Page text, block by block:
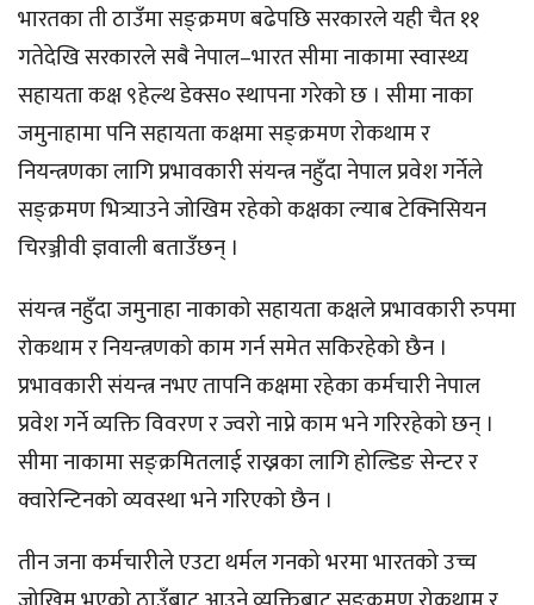
भारतका ती ठाउँमा सङ्क्रमण बढेपछि सरकारले यही चैत ११
गतेदेखि सरकारले सबै नेपाल–भारत सीमा नाकामा स्वास्थ्य
सहायता कक्ष ९हेल्थ डेक्स० स्थापना गरेको छ । सीमा नाका
जमुनाहामा पनि सहायता कक्षमा सङ्क्रमण रोकथाम र
नियन्त्रणका लागि प्रभावकारी संयन्त्र नहुँदा नेपाल प्रवेश गर्नेले
सङ्क्रमण भित्र्याउने जोखिम रहेको कक्षका ल्याब टेक्निसियन
चिरञ्जीवी ज्ञवाली बताउँछन् ।
संयन्त्र नहुँदा जमुनाहा नाकाको सहायता कक्षले प्रभावकारी रुपमा
रोकथाम र नियन्त्रणको काम गर्न समेत सकिरहेको छैन ।
प्रभावकारी संयन्त्र नभए तापनि कक्षमा रहेका कर्मचारी नेपाल
प्रवेश गर्ने व्यक्ति विवरण र ज्वरो नाप्ने काम भने गरिरहेको छन् ।
सीमा नाकामा सङ्क्रमितलाई राख्नका लागि होल्डिङ सेन्टर र
क्वारेन्टिनको व्यवस्था भने गरिएको छैन ।
तीन जना कर्मचारीले एउटा थर्मल गनको भरमा भारतको उच्च